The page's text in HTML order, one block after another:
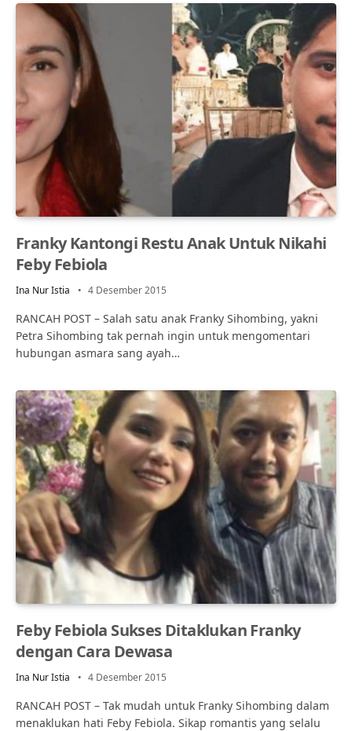
Franky Kantongi Restu Anak Untuk Nikahi
Feby Febiola
Ina Nur Istia 4 Desember 2015
RANCAH POST – Salah satu anak Franky Sihombing, yakni
Petra Sihombing tak pernah ingin untuk mengomentari
hubungan asmara sang ayah…
Feby Febiola Sukses Ditaklukan Franky
dengan Cara Dewasa
Ina Nur Istia 4 Desember 2015
RANCAH POST – Tak mudah untuk Franky Sihombing dalam
menaklukan hati Feby Febiola. Sikap romantis yang selalu